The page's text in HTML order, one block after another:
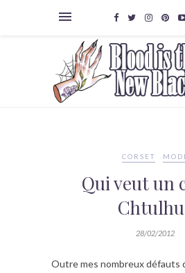
CORSET
Qui veut un
28/02/2012
Outre mes nombreux défauts